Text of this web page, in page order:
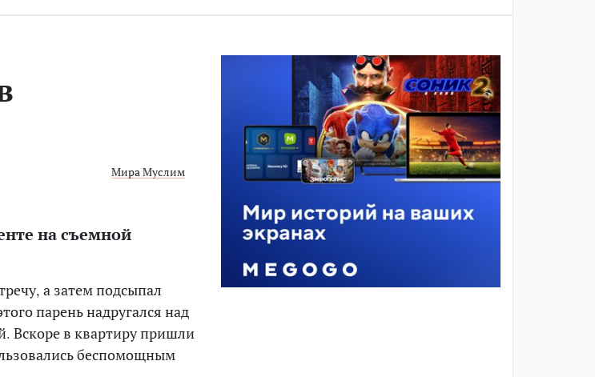
Мира Муслим
на съемной
а затем подсыпал
парень надругался над
Вскоре в квартиру пришли
беспомощным